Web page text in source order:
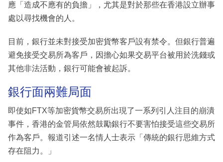
應「造成不應有的負擔」，尤其是對於那些在香港設立辦事
處以尋找機會的人。
目前，銀行並未對接受加密貨幣客戶設有禁令。但銀行普遍
避免接受交易所為客戶，因擔心如果交易平台被用於洗錢或
其他非法活動，銀行可能會被起訴。
銀行面兩難局面
即使如FTX等加密貨幣交易所出現了一系列引人注目的崩潰
事件，香港的金管局依然鼓勵銀行不要害怕接受這些交易所
作為客戶。報道引述一名情人士表示「傳統的銀行思維方式
存在阻力。」